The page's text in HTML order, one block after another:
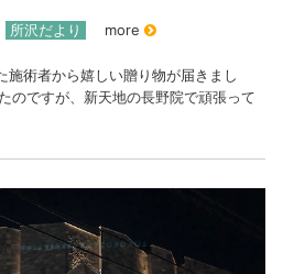
所沢だより more
施術者から嬉しい贈り物が届きまし
のですが、新天地の長野院で頑張って